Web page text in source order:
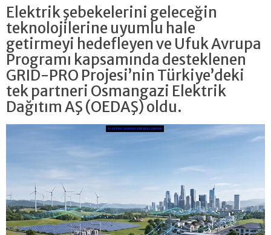
Elektrik şebekelerini geleceğin
teknolojilerine uyumlu hale
getirmeyi hedefleyen ve Ufuk Avrupa
Programı kapsamında desteklenen
GRID-PRO Projesi’nin Türkiye’deki
tek partneri Osmangazi Elektrik
Dağıtım AŞ (OEDAŞ) oldu.